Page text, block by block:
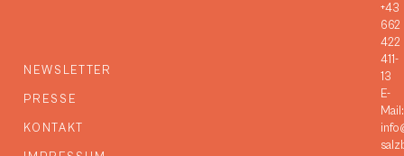
NEWSLETTER
PRESSE
KONTAKT
+43
662
422
411-
13
E-
Mail: